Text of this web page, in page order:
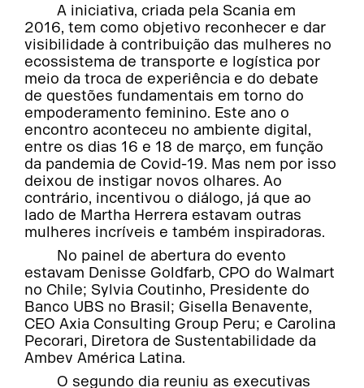
A iniciativa, criada pela Scania em
2016, tem como objetivo reconhecer e dar
visibilidade à contribuição das mulheres no
ecossistema de transporte e logística por
meio da troca de experiência e do debate
de questões fundamentais em torno do
empoderamento feminino. Este ano o
encontro aconteceu no ambiente digital,
entre os dias 16 e 18 de março, em função
da pandemia de Covid-19. Mas nem por isso
deixou de instigar novos olhares. Ao
contrário, incentivou o diálogo, já que ao
lado de Martha Herrera estavam outras
mulheres incríveis e também inspiradoras.
No painel de abertura do evento
estavam Denisse Goldfarb, CPO do Walmart
no Chile; Sylvia Coutinho, Presidente do
Banco UBS no Brasil; Gisella Benavente,
CEO Axia Consulting Group Peru; e Carolina
Pecorari, Diretora de Sustentabilidade da
Ambev América Latina.
O segundo dia reuniu as executivas